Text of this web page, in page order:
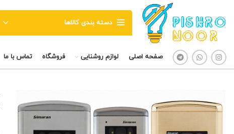
دسته بندی کالاها
صفحه اصلی لوازم روشنایی فروشگاه تماس با ما